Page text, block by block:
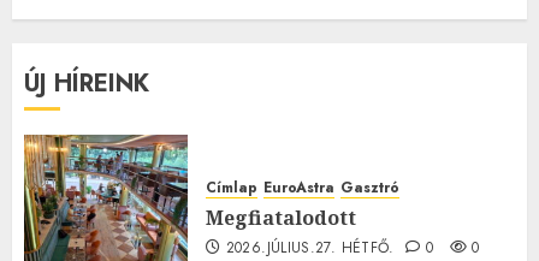
ÚJ HÍREINK
Címlap EuroAstra Gasztró
Megfiatalodott
2026.JÚLIUS.27. HÉTFŐ. 0 0